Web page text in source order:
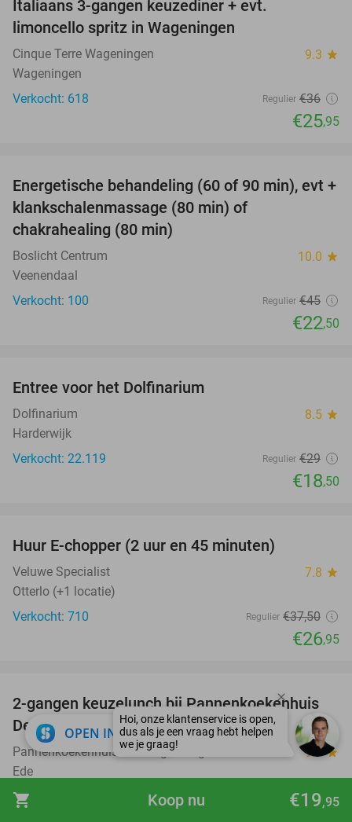
shopping_cart €19,95
Koop nu
Italiaans 3-gangen keuzediner + evt.
limoncello spritz in Wageningen
Cinque Terre Wageningen 9.3 star
Wageningen
Verkocht: 618
Regulier €36
€25,95
50%
SOLD
OUT
Energetische behandeling (60 of 90 min), evt +
klankschalenmassage (80 min) of
chakrahealing (80 min)
Boslicht Centrum 10.0 star
Veenendaal
Verkocht: 100
Regulier €45
€22,50
Entree voor het Dolfinarium
Dolfinarium 8.5 star
Harderwijk
Verkocht: 22.119
Regulier €29
€18,50
Huur E-chopper (2 uur en 45 minuten)
Veluwe Specialist 7.8 star
Otterlo (+1 locatie)
Verkocht: 710
Regulier €37,50
€26,95
44%
2-gangen keuzelunch bij Pannenkoekenhuis
De Langenberg
Pannenkoekenhuis De Langenberg 9.7star
Ede
Verkocht: 430
€22,20
OPEN IN APP close